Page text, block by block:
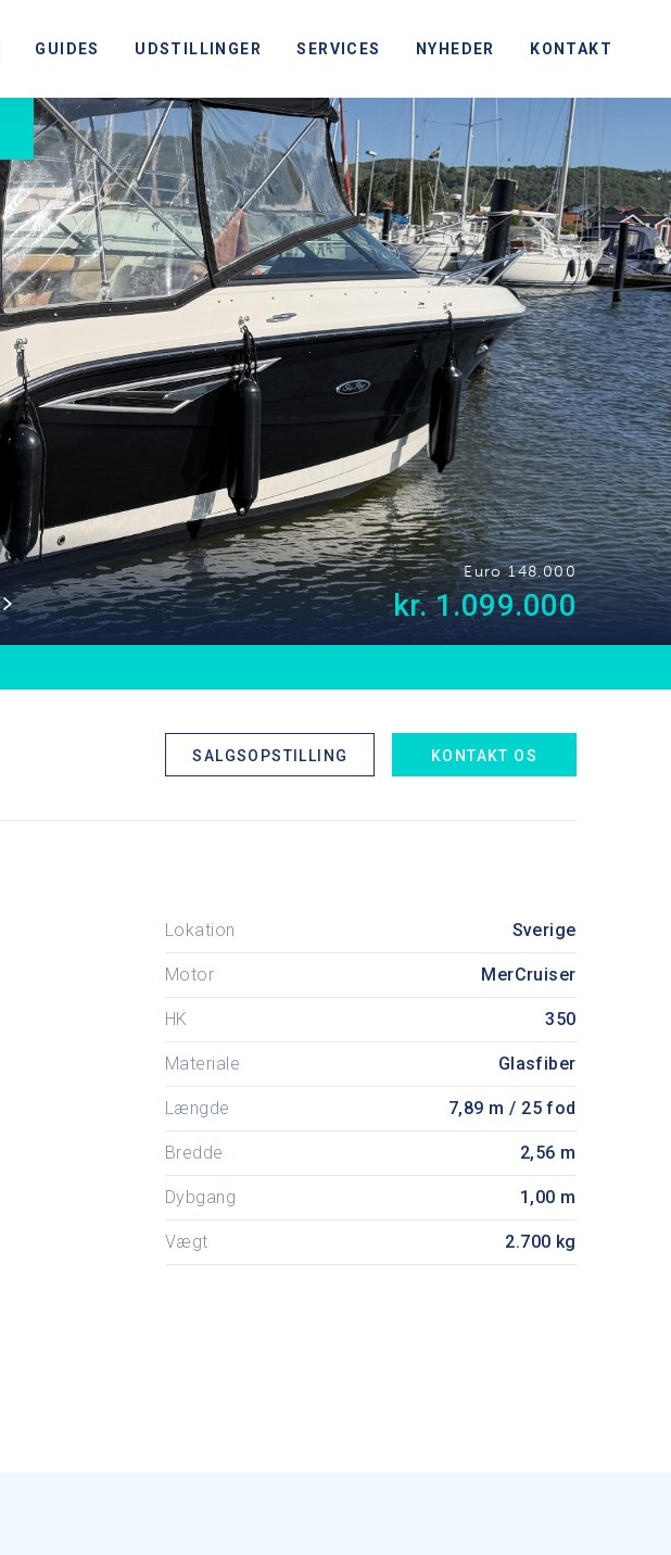
GUIDES UDSTILLINGER SERVICES NYHEDER KONTAKT
Euro 148.000
kr. 1.099.000
SALGSOPSTILLING KONTAKT OS
Lokation Sverige
Motor MerCruiser
HK 350
Materiale Glasfiber
Længde 7,89 m / 25 fod
Bredde 2,56 m
Dybgang 1,00 m
Vægt 2.700 kg